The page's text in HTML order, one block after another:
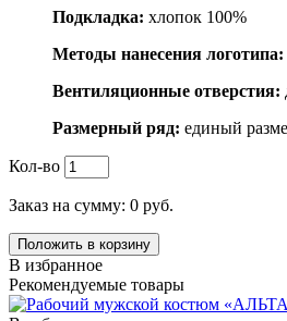
Подкладка: хлопок 100%
Методы нанесения логотипа:
Вентиляционные отверстия:
Размерный ряд: единый
Кол-во
Заказ на сумму: 0 руб.
Положить в корзину
В избранное
Рекомендуемые товары